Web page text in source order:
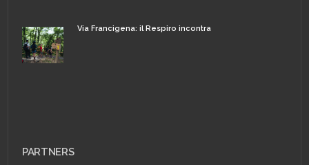
Via Francigena: il Respiro incontra
PARTNERS